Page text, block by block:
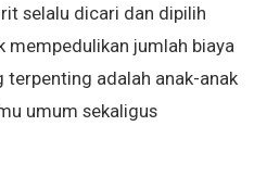
selalu dicari dan dipilih
mempedulikan jumlah biaya
terpenting adalah anak-anak
umum sekaligus